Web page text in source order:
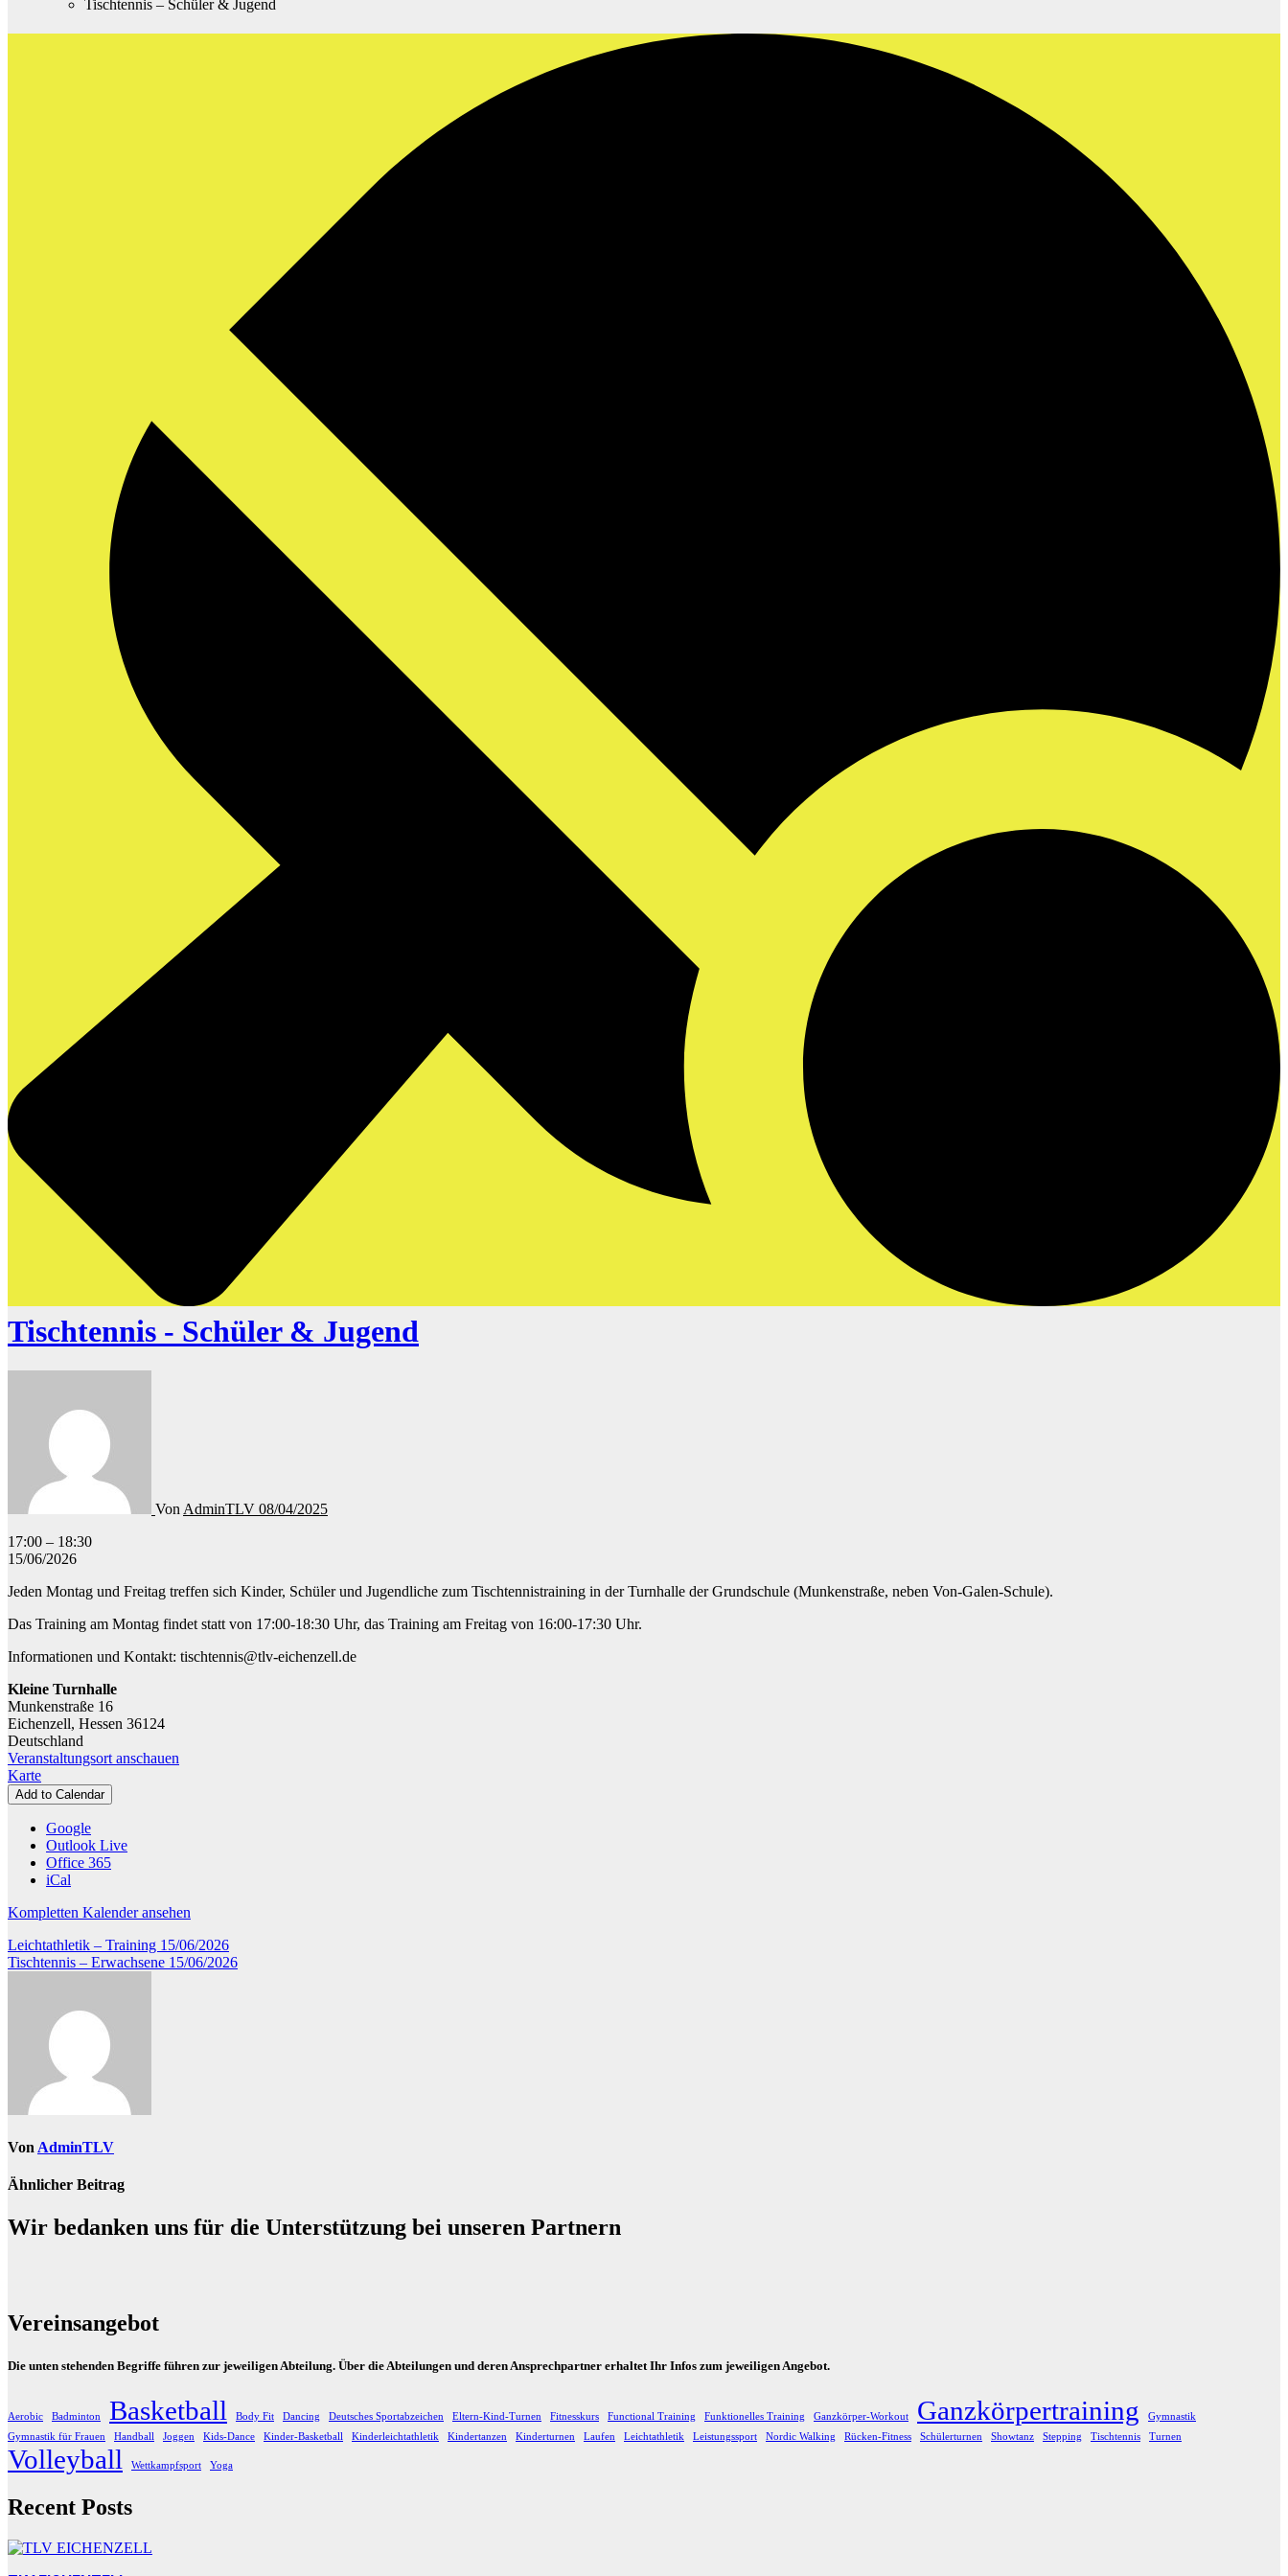
Tischtennis – Schüler & Jugend
Tischtennis - Schüler & Jugend
Von AdminTLV 08/04/2025
Tischtennis
-
&
17:00 – 18:30
15/06/2026
Jeden Montag und Freitag treffen sich Kinder, Schüler und Jugendliche zum Tischtennistraining in der Turnhalle der Grundschule (Munkenstraße, neben Von-Galen-Schule).
Das Training am Montag findet statt von 17:00-18:30 Uhr, das Training am Freitag von 16:00-17:30 Uhr.
Informationen und Kontakt: tischtennis@tlv-eichenzell.de
Kleine Turnhalle
Munkenstraße 16
Eichenzell, Hessen 36124
Deutschland
Veranstaltungsort anschauen
KarteKleine
Turnhalle
Add to Calendar
Google
Outlook Live
Office 365
iCal
Kompletten Kalender ansehen
Beitragsnavigation
Leichtathletik – Training 15/06/2026
Tischtennis – Erwachsene 15/06/2026
Von AdminTLV
Ähnlicher Beitrag
Wir bedanken uns für die Unterstützung bei unseren Partnern
Vereinsangebot
Die unten stehenden Begriffe führen zur jeweiligen Abteilung. Über die Abteilungen und deren Ansprechpartner erhaltet Ihr Infos zum jeweiligen Angebot.
Aerobic Badminton Basketball Body Fit Dancing Deutsches Sportabzeichen Eltern-Kind-Turnen Fitnesskurs Functional Training Funktionelles Training Ganzkörper-Workout Ganzkörpertraining
Gymnastik
Gymnastik für Frauen
Handball Joggen Kids-Dance Kinder-Basketball Kinderleichtathletik Kindertanzen Kinderturnen Laufen Leichtathletik Leistungssport Nordic Walking Rücken-Fitness Schülerturnen Showtanz Stepping Tischtennis Turnen
Volleyball Wettkampfsport Yoga
Recent Posts